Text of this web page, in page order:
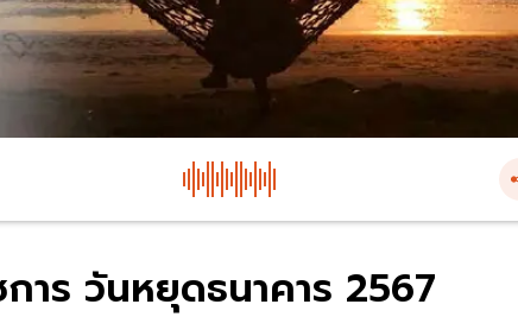
าร วันหยุดธนาคาร 2567